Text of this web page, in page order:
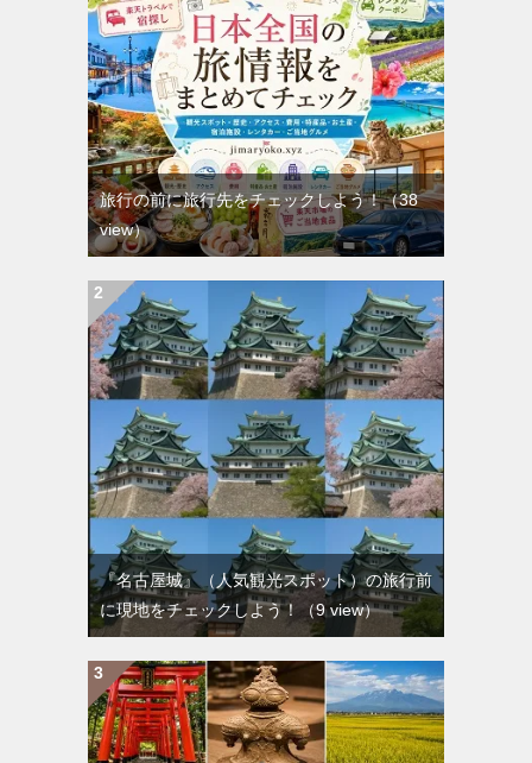
旅行の前に旅行先をチェックしよう！（38
view）
『名古屋城』（人気観光スポット）の旅行前
に現地をチェックしよう！ （9 view）